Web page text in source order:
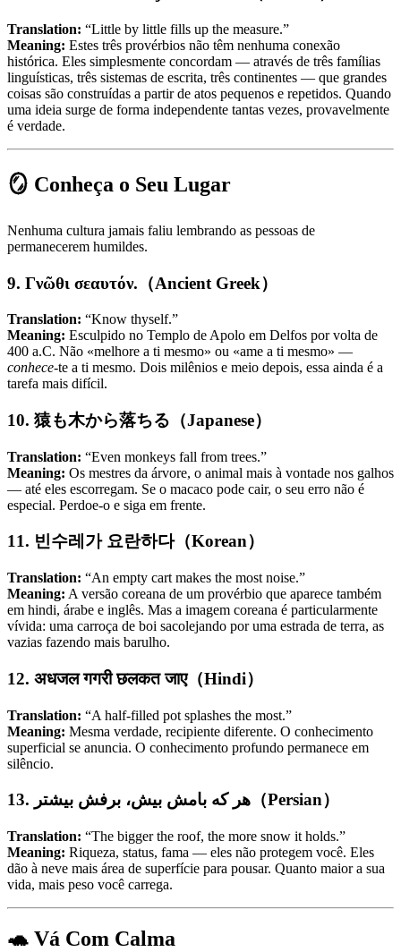
Translation: “Little by little fills up the measure.”
Meaning: Estes três provérbios não têm nenhuma conexão
histórica. Eles simplesmente concordam — através de três famílias
linguísticas, três sistemas de escrita, três continentes — que grandes
coisas são construídas a partir de atos pequenos e repetidos. Quando
uma ideia surge de forma independente tantas vezes, provavelmente
é verdade.
🪞 Conheça o Seu Lugar
Nenhuma cultura jamais faliu lembrando as pessoas de
permanecerem humildes.
9. Γνῶθι σεαυτόν.（Ancient Greek）
Translation: “Know thyself.”
Meaning: Esculpido no Templo de Apolo em Delfos por volta de
400 a.C. Não «melhore a ti mesmo» ou «ame a ti mesmo» —
conhece-te a ti mesmo. Dois milênios e meio depois, essa ainda é a
tarefa mais difícil.
10. 猿も木から落ちる（Japanese）
Translation: “Even monkeys fall from trees.”
Meaning: Os mestres da árvore, o animal mais à vontade nos galhos
— até eles escorregam. Se o macaco pode cair, o seu erro não é
especial. Perdoe-o e siga em frente.
11. 빈수레가 요란하다（Korean）
Translation: “An empty cart makes the most noise.”
Meaning: A versão coreana de um provérbio que aparece também
em hindi, árabe e inglês. Mas a imagem coreana é particularmente
vívida: uma carroça de boi sacolejando por uma estrada de terra, as
vazias fazendo mais barulho.
12. अधजल गगरी छलकत जाए（Hindi）
Translation: “A half-filled pot splashes the most.”
Meaning: Mesma verdade, recipiente diferente. O conhecimento
superficial se anuncia. O conhecimento profundo permanece em
silêncio.
13. هر که بامش بیش، برفش بیشتر（Persian）
Translation: “The bigger the roof, the more snow it holds.”
Meaning: Riqueza, status, fama — eles não protegem você. Eles
dão à neve mais área de superfície para pousar. Quanto maior a sua
vida, mais peso você carrega.
🐢 Vá Com Calma